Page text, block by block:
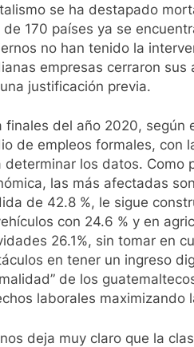
se ha destapado
de 170 países ya se
no han tenido la
empresas cerraron
justificación previa.
finales del año 2020, según
de empleos formales, con
determinar los datos. Como
las más afectadas
de 42.8 %, le sigue
con 24.6 % y en
26.1%, sin tomar en
en tener un ingreso
de los
laborales maximizando
deja muy claro que la